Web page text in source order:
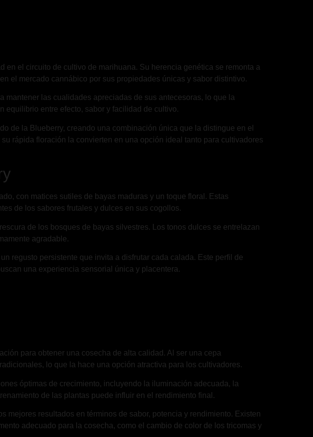
en el circuito de cultivo de marihuana. Su herencia genética se remonta a
el mercado cannábico por sus propiedades únicas y sabor distintivo.
las cualidades apreciadas de sus antecesoras, lo que la
equilibrio entre efecto, sabor y facilidad de cultivo.
de la Blueberry, creando una combinación única que la distingue en el
rápida floración la convierten en una opción ideal tanto para cultivadores
con matices sutiles de bayas maduras y un toque floral. Estas
de los sabores frutales y dulces en sus cogollos.
de los bosques de bayas silvestres. Los tonos dulces se entrelazan
agradable.
regusto persistente que invita a disfrutar cada calada. Este perfil de
una experiencia sensorial única y placentera.
para obtener una cosecha de alta calidad. Al ser una cepa
lo que la hace una opción atractiva para los cultivadores.
óptimas de crecimiento, incluyendo la iluminación adecuada, la
de las plantas puede influir en el rendimiento final.
mejores resultados en términos de sabor, potencia y rendimiento. Existen
adecuado para la cosecha, como el cambio de color de los tricomas y